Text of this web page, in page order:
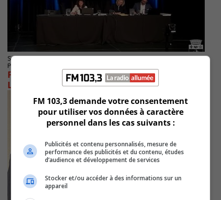
SAINT-LAMBERT
Publié le 29 mai 2023 à 09h48
Plus de communautaire demandé à Saint-
Lambert
FM 103,3 demande votre consentement
pour utiliser vos données à caractère
personnel dans les cas suivants :
Publicités et contenu personnalisés, mesure de
performance des publicités et du contenu, études
d’audience et développement de services
Stocker et/ou accéder à des informations sur un
appareil